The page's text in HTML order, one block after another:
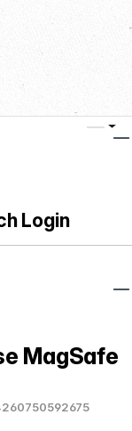
Login
MagSafe